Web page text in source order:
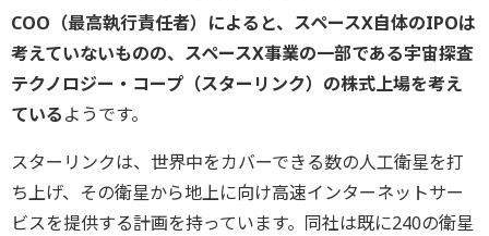
COO（最高執行責任者）によると、スペースX自体のIPOは
考えていないものの、スペースX事業の一部である宇宙探査
テクノロジー・コープ（スターリンク）の株式上場を考え
ているようです。
スターリンクは、世界中をカバーできる数の人工衛星を打
ち上げ、その衛星から地上に向け高速インターネットサー
ビスを提供する計画を持っています。同社は既に240の衛星